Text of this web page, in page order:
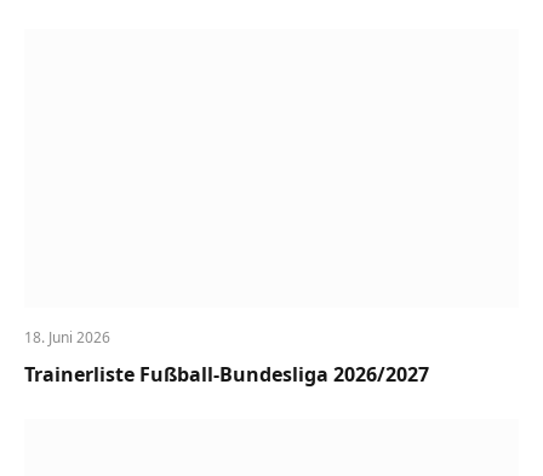
18. Juni 2026
Trainerliste Fußball-Bundesliga 2026/2027